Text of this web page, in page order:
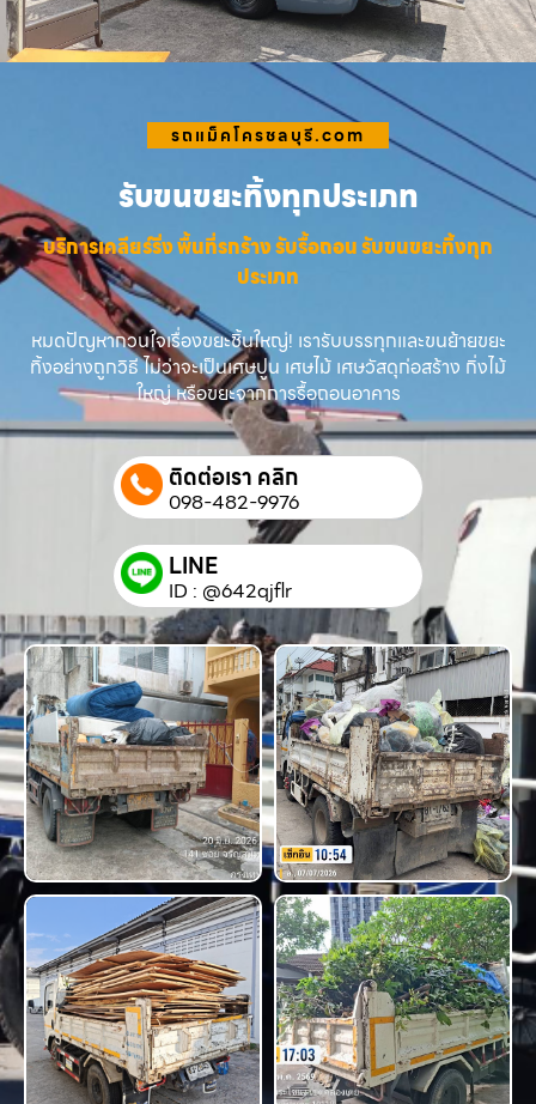
รถแม็คโครชลบุรี.com
รับขนขยะทิ้งทุกประเภท
บริการเคลียร์ริ่ง พื้นที่รกร้าง รับรื้อถอน รับขนขยะทิ้งทุก
ประเภท
หมดปัญหากวนใจเรื่องขยะชิ้นใหญ่! เรารับบรรทุกและขนย้ายขยะ
ทิ้งอย่างถูกวิธี ไม่ว่าจะเป็นเศษปูน เศษไม้ เศษวัสดุก่อสร้าง กิ่งไม้
ใหญ่ หรือขยะจากการรื้อถอนอาคาร
ติดต่อเรา คลิก
098-482-9976
LINE
ID : @642qjflr